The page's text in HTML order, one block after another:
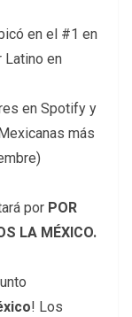
en el #1 en
Latino en
en Spotify y
más
por POR
LA MÉXICO.
! Los